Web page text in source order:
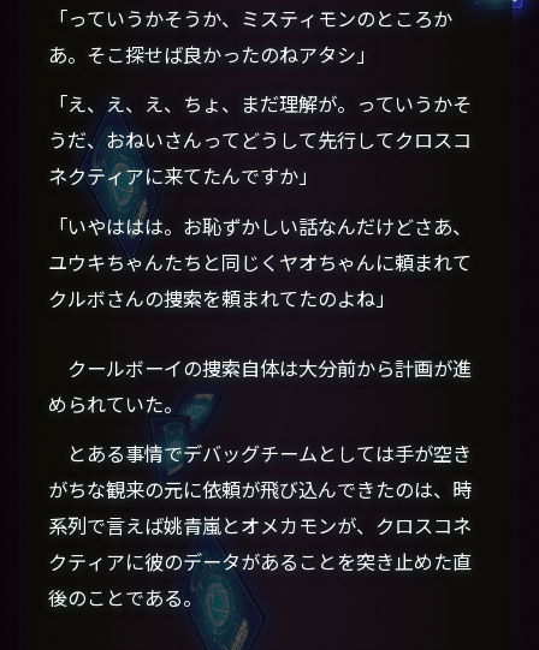
「っていうかそうか、ミスティモンのところか
あ。そこ探せば良かったのねアタシ」
「え、え、え、ちょ、まだ理解が。っていうかそ
うだ、おねいさんってどうして先行してクロスコ
ネクティアに来てたんですか」
「いやははは。お恥ずかしい話なんだけどさあ、
ユウキちゃんたちと同じくヤオちゃんに頼まれて
クルボさんの捜索を頼まれてたのよね」
クールボーイの捜索自体は大分前から計画が進
められていた。
とある事情でデバッグチームとしては手が空き
がちな観来の元に依頼が飛び込んできたのは、時
系列で言えば姚青嵐とオメカモンが、クロスコネ
クティアに彼のデータがあることを突き止めた直
後のことである。